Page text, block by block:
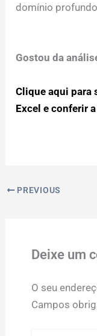
domínio
Gostou da
Clique aqui para
Excel e conferir
PREVIOUS
Deixe um
O seu
Campos